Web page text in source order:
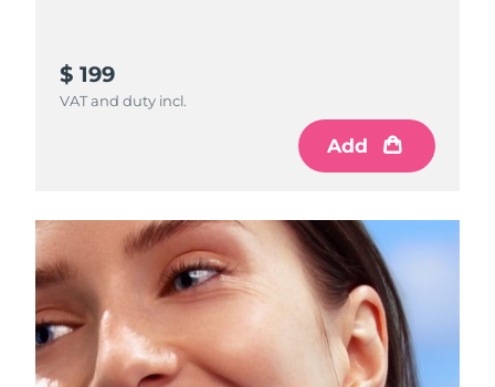
$ 199
VAT and duty incl.
Add
13/08/2026
Ожидаемая дата доставки
Мальта
Ожидаемая дата доставки
11/08/2026
Мексика
Ожидаемая дата доставки
15/08/2026
Ожидаемая дата доставки